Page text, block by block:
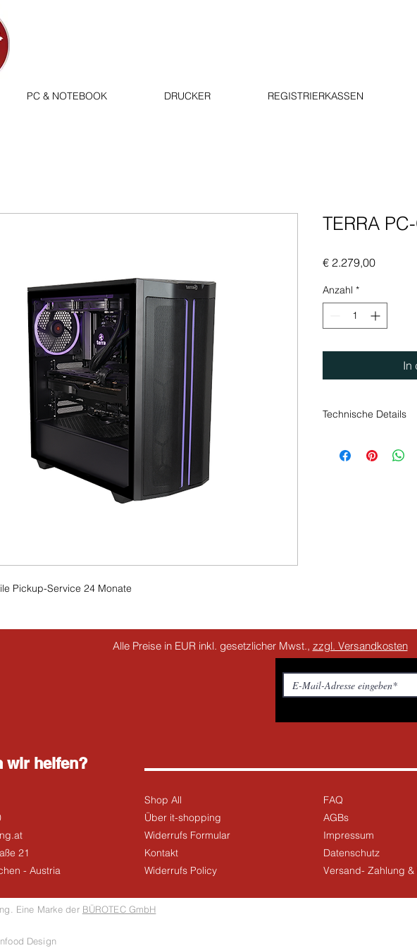
PC & NOTEBOOK DRUCKER REGISTRIERKASSEN
Pickup-Service 24 Monate
TERRA
€ 2.279,00Preis
Anzahl *
In
Technische Details
Cache, max.
Alle Preise in EUR inkl. gesetzlicher Mwst., zzgl. Versandkosten
wir helfen?
21
- Austria
Shop All
Über it-shopping
Widerrufs Formular
Kontakt
Widerrufs Policy
FAQ
AGBs
Impressum
Datenschutz
Versand- Zahlung
Eine Marke der BÜROTEC GmbH
Design